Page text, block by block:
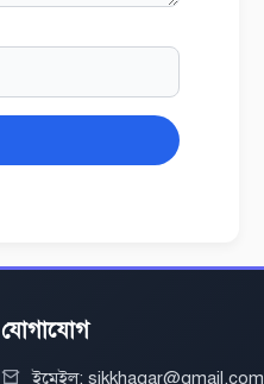
যোগাযোগ
ইমেইল: sikkhagar@gmail.com